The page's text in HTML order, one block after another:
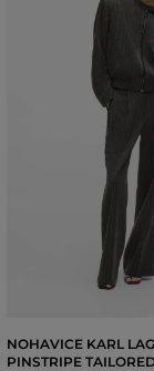
NOHAVICE KARL
PINSTRIPE